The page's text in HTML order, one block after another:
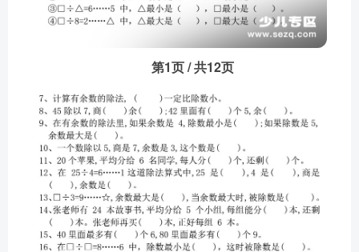
第1页 / 共12页